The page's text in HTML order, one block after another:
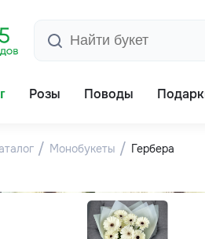
Розы Поводы
Монобукеты Гербера